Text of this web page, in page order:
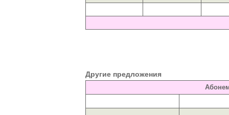
Другие предложения